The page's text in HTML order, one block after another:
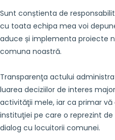
Sunt conștienta de
cu toata echipa mea voi
aduce și implementa proiecte
comuna noastră.
Transparenţa actului
luarea deciziilor de interes
activităţii mele, iar ca primar vă
instituţiei pe care o reprezint
dialog cu locuitorii comunei.